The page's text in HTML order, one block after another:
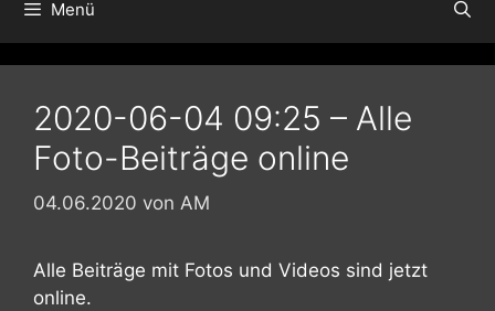
Menü
2020-06-04 09:25 – Alle
Foto-Beiträge online
04.06.2020 von AM
Alle Beiträge mit Fotos und Videos sind jetzt
online.